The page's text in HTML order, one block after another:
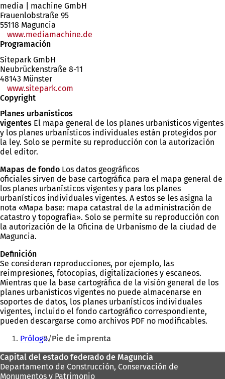
media | machine GmbH
Frauenlobstraße 95
55118 Maguncia
www.mediamachine.de
Programación
Sitepark GmbH
Neubrückenstraße 8-11
48143 Münster
www.sitepark.com
nueva
pestaña)
Copyright
Planes urbanísticos
vigentes El mapa general de los planes urbanísticos vigentes
y los planes urbanísticos individuales están protegidos por
la ley. Solo se permite su reproducción con la autorización
del editor.
Mapas de fondo Los datos geográficos
oficiales sirven de base cartográfica para el mapa general de
los planes urbanísticos vigentes y para los planes
urbanísticos individuales vigentes. A estos se les asigna la
nota «Mapa base: mapa catastral de la administración de
catastro y topografía». Solo se permite su reproducción con
la autorización de la Oficina de Urbanismo de la ciudad de
Maguncia.
Definición
Se consideran reproducciones, por ejemplo, las
reimpresiones, fotocopias, digitalizaciones y escaneos.
Mientras que la base cartográfica de la visión general de los
planes urbanísticos vigentes no puede almacenarse en
soportes de datos, los planes urbanísticos individuales
vigentes, incluido el fondo cartográfico correspondiente,
pueden descargarse como archivos PDF no modificables.
Estás
aquí:
Prólogo Pie de imprenta
Zona
de
Capital del estado federado de Maguncia
Departamento de Construcción, Conservación de
Monumentos y Patrimonio